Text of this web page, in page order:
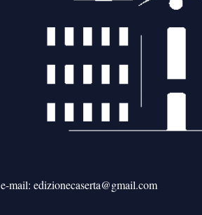
e-mail: edizionecaserta@gmail.com